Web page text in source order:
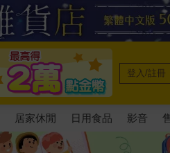
登入/註冊
居家休閒 日用食品 影音